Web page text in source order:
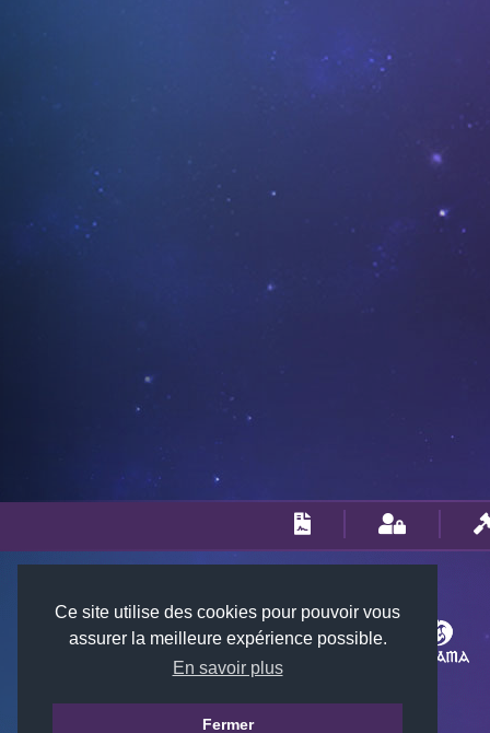
Ce site utilise des cookies pour pouvoir vous
assurer la meilleure expérience possible.
En savoir plus
Fermer